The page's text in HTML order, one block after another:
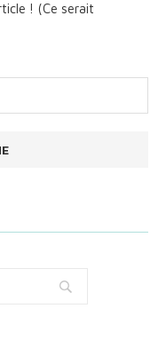
! (Ce serait